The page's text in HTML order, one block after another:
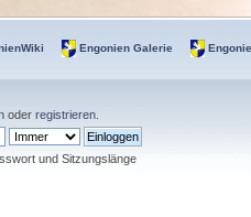
Engonien Galerie
oderregistrieren
und Sitzungslänge